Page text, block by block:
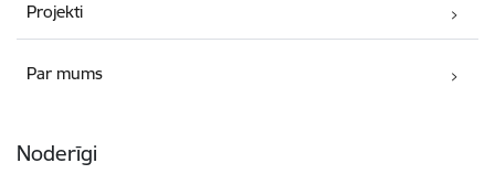
Projekti
Par mums
Noderīgi